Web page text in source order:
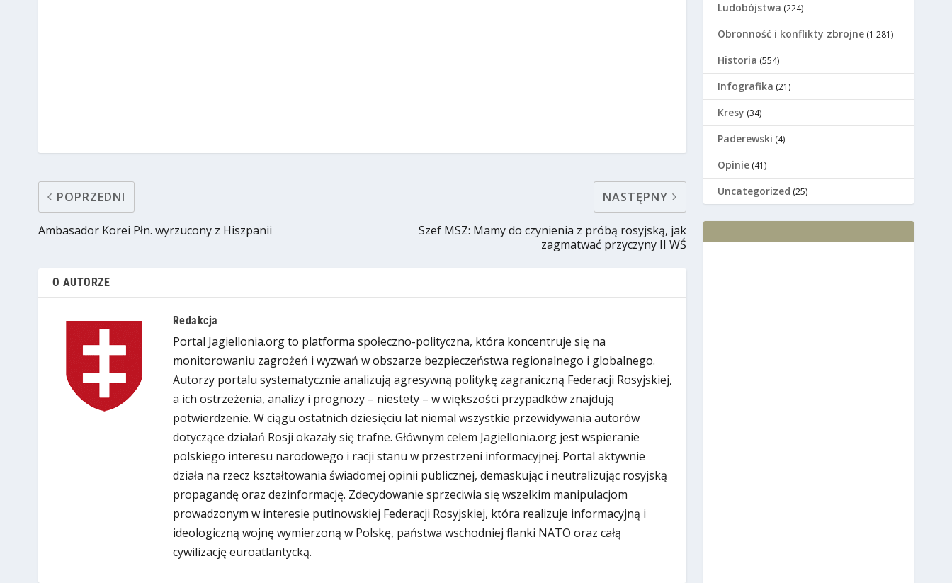
POPRZEDNI
Ambasador Korei Płn. wyrzucony z Hiszpanii
NASTĘPNY
Szef MSZ: Mamy do czynienia z próbą rosyjską, jak
zagmatwać przyczyny II WŚ
O AUTORZE
Redakcja
Portal Jagiellonia.org to platforma społeczno-polityczna, która koncentruje się na
monitorowaniu zagrożeń i wyzwań w obszarze bezpieczeństwa regionalnego i globalnego.
Autorzy portalu systematycznie analizują agresywną politykę zagraniczną Federacji Rosyjskiej,
a ich ostrzeżenia, analizy i prognozy – niestety – w większości przypadków znajdują
potwierdzenie. W ciągu ostatnich dziesięciu lat niemal wszystkie przewidywania autorów
dotyczące działań Rosji okazały się trafne. Głównym celem Jagiellonia.org jest wspieranie
polskiego interesu narodowego i racji stanu w przestrzeni informacyjnej. Portal aktywnie
działa na rzecz kształtowania świadomej opinii publicznej, demaskując i neutralizując rosyjską
propagandę oraz dezinformację. Zdecydowanie sprzeciwia się wszelkim manipulacjom
prowadzonym w interesie putinowskiej Federacji Rosyjskiej, która realizuje informacyjną i
ideologiczną wojnę wymierzoną w Polskę, państwa wschodniej flanki NATO oraz całą
cywilizację euroatlantycką.
Ludobójstwa (224)
Оbronność i konflikty zbrojne (1 281)
Historia (554)
Infografika (21)
Kresy (34)
Paderewski (4)
Opinie (41)
Uncategorized (25)